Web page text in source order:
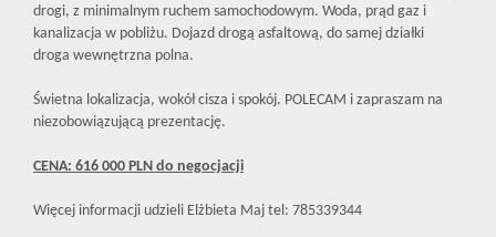
drogi, z minimalnym ruchem samochodowym. Woda, prąd gaz i
kanalizacja w pobliżu. Dojazd drogą asfaltową, do samej działki
droga wewnętrzna polna.
Świetna lokalizacja, wokół cisza i spokój. POLECAM i zapraszam na
niezobowiązującą prezentację.
CENA: 616 000 PLN do negocjacji
Więcej informacji udzieli Elżbieta Maj tel: 785339344